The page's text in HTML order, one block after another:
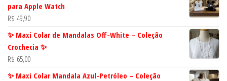
para Apple Watch
R$ 49,90
✨ Maxi Colar de Mandalas Off-White – Coleção
Crochecia ✨
R$ 65,00
✨ Maxi Colar Mandala Azul-Petróleo – Coleção